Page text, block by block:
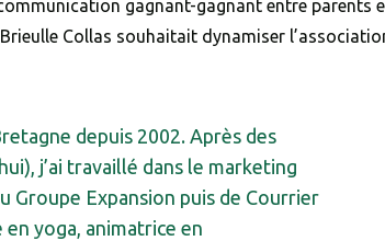
gagnant-gagnant entre parents
Collas souhaitait dynamiser
depuis 2002. Après des
j’ai travaillé dans le marketing
Groupe Expansion puis de Courrier
yoga, animatrice en